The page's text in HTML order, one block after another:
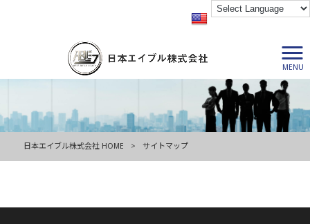
MENU
日本エイブル株式会社 HOME > サイトマップ